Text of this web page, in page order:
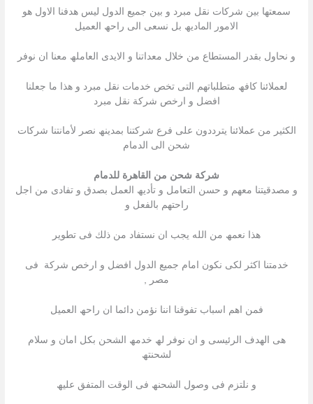
سمعتھا بین شركات نقل مبرد و بین جمیع الدول لیس ھدفنا الاول ھو
الامور المادیھ بل نسعى الى راحھ العمیل
و نحاول بقدر المستطاع من خلال معداتنا و الایدى العاملھ معنا ان نوفر
لعملائنا كافھ متطلباتھم التى تخص خدمات نقل مبرد و ھذا ما جعلنا
افضل و ارخص شركة نقل مبرد
الكثیر من عملائنا یترددون على فرع شركتنا بمدینھ نصر لأمانتنا شركات
شحن الى الدمام
شركة شحن من القاهرة للدمام
و مصدقیتنا معھم و حسن التعامل و تأدیھ العمل بصدق و تفادى من اجل
راحتھم بالفعل و
ھذا نعمھ من الله یجب ان نستفاد من ذلك فى تطویر
خدمتنا اكثر لكى نكون امام جمیع الدول افضل و ارخص شركة فى
مصر ,
فمن اھم اسباب تفوقنا اننا نؤمن دائما ان راحھ العمیل
ھى الھدف الرئیسى و ان نوفر لھ خدمھ الشحن بكل امان و سلام
لشحنتھ
و نلتزم فى وصول الشحنھ فى الوقت المتفق علیھ